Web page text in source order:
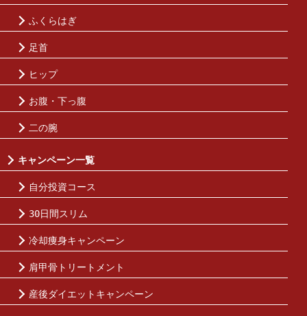
ふくらはぎ
足首
ヒップ
お腹・下っ腹
二の腕
キャンペーン一覧
自分投資コース
30日間スリム
冷却痩身キャンペーン
肩甲骨トリートメント
産後ダイエットキャンペーン